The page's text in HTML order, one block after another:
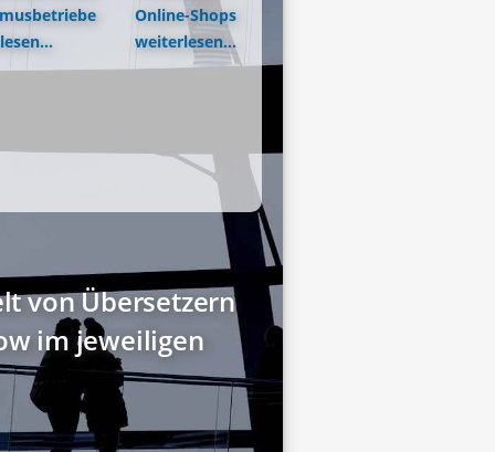
Online-Shops
weiterlesen...
von Übersetzern
im jeweiligen